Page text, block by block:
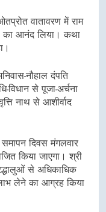
वातावरण में राम
का आनंद लिया। कथा
नौहाल दंपति
से पूजा-अर्चना
नाथ से आशीर्वाद
दिवस मंगलवार
किया जाएगा। श्री
से अधिकाधिक
लेने का आग्रह किया